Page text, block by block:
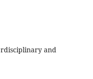
and